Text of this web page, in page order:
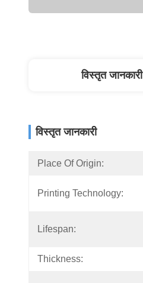
विस्तृत जानकारी
विस्तृत जानकारी
Place Of Origin:
Printing Technology:
Lifespan:
Thickness: